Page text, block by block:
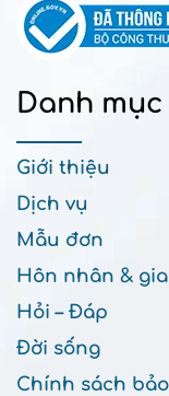
Danh mục
Giới thiệu
Dịch vụ
Mẫu đơn
Hôn nhân &
Hỏi – Đáp
Đời sống
Chính sách